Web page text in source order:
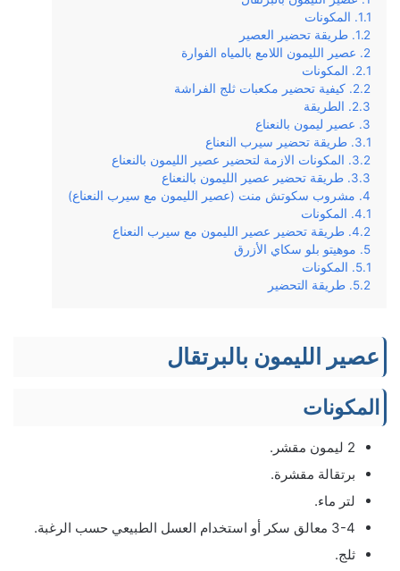
المكونات
طريقة تحضير العصير
عصير الليمون اللامع بالمياه الفوارة
المكونات
كيفية تحضير مكعبات ثلج الفراشة
الطريقة
عصير ليمون بالنعناع
طريقة تحضير سيرب النعناع
المكونات الازمة لتحضير عصير الليمون بالنعناع
طريقة تحضير عصير الليمون بالنعناع
مشروب سكوتش منت (عصير الليمون مع سيرب النعناع)
المكونات
طريقة تحضير عصير الليمون مع سيرب النعناع
موهيتو بلو سكاي الأزرق
المكونات
طريقة التحضير
عصير الليمون بالبرتقال
المكونات
2 ليمون مقشر.
برتقالة مقشرة.
لتر ماء.
3-4 معالق سكر أو استخدام العسل الطبيعي حسب الرغبة.
ثلج.